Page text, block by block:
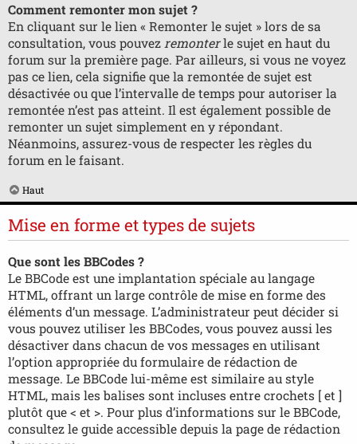
Comment remonter mon sujet ?
En cliquant sur le lien « Remonter le sujet » lors de sa
consultation, vous pouvez remonterle sujet en haut du
forum sur la première page. Par ailleurs, si vous ne voyez
pas ce lien, cela signifie que la remontée de sujet est
désactivée ou que l’intervalle de temps pour autoriser la
remontée n’est pas atteint. Il est également possible de
remonter un sujet simplement en y répondant.
Néanmoins, assurez-vous de respecter les règles du
forum en le faisant.
Haut
Mise en forme et types de sujets
Que sont les BBCodes ?
Le BBCode est une implantation spéciale au langage
HTML, offrant un large contrôle de mise en forme des
éléments d’un message. L’administrateur peut décider si
vous pouvez utiliser les BBCodes, vous pouvez aussi les
désactiver dans chacun de vos messages en utilisant
l’option appropriée du formulaire de rédaction de
message. Le BBCode lui-même est similaire au style
HTML, mais les balises sont incluses entre crochets [ et ]
plutôt que < et >. Pour plus d’informations sur le BBCode,
consultez le guide accessible depuis la page de rédaction